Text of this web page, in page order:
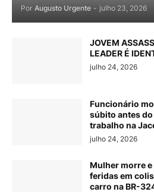
Por Augusto Urgente - julho 23, 2026
JOVEM
LEADER É
julho 24, 2026
Funcionário
súbito antes
trabalho na
julho 24, 2026
Mulher morre
feridas em
carro na BR-